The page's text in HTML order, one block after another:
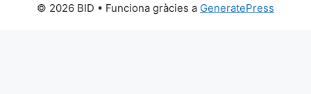
© 2026 BID • Funciona gràcies a GeneratePress